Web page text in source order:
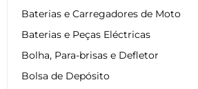
Baterias e Carregadores de Moto
Baterias e Peças Eléctricas
Bolha, Para-brisas e Defletor
Bolsa de Depósito